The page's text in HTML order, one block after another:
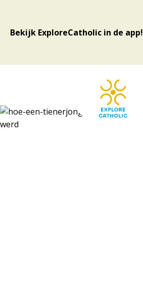
Bekijk ExploreCatholic in de app!